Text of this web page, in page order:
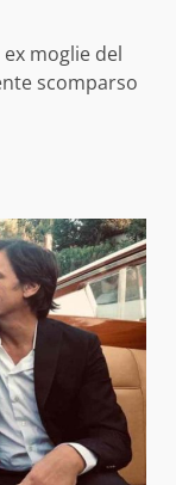
moglie del
scomparso